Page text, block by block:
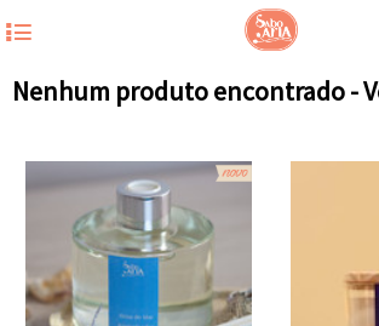
4
Nenhum produto encontrado -